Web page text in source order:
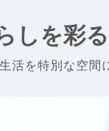
しを彩
活を特別な空間